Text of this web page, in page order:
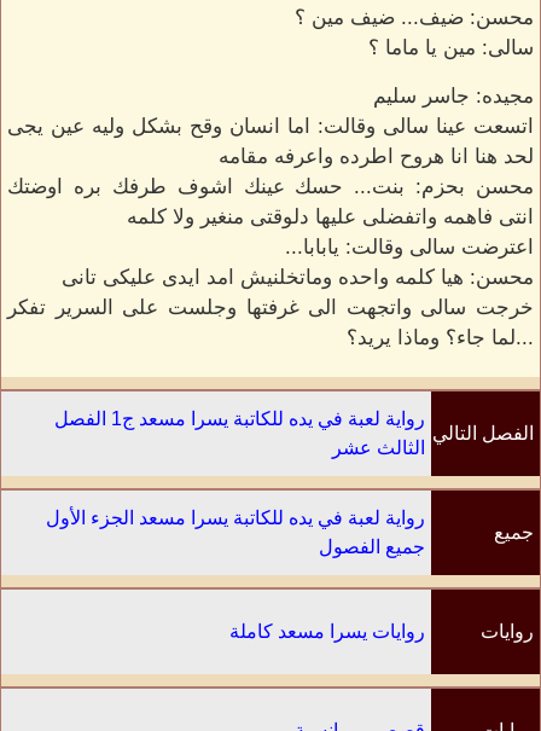
محسن: ضيف... ضيف مين ؟
سالى: مين يا ماما ؟
مجيده: جاسر سليم
اتسعت عينا سالى وقالت: اما انسان وقح بشكل وليه عين يجى
لحد هنا انا هروح اطرده واعرفه مقامه
محسن بحزم: بنت... حسك عينك اشوف طرفك بره اوضتك
انتى فاهمه واتفضلى عليها دلوقتى منغير ولا كلمه
اعترضت سالى وقالت: يابابا...
محسن: هيا كلمه واحده وماتخلنيش امد ايدى عليكى تانى
خرجت سالى واتجهت الى غرفتها وجلست على السرير تفكر
...لما جاء؟ وماذا يريد؟
الفصل التالي
رواية لعبة في يده للكاتبة يسرا مسعد ج1 الفصل
الثالث عشر
جميع
رواية لعبة في يده للكاتبة يسرا مسعد الجزء الأول
جميع الفصول
روايات روايات يسرا مسعد كاملة